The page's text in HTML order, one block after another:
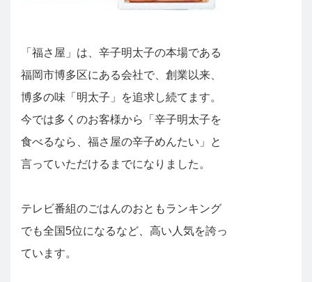
「福さ屋」は、辛子明太子の本場である
福岡市博多区にある会社で、創業以来、
博多の味「明太子」を追求し続てます。
今では多くのお客様から「辛子明太子を
食べるなら、福さ屋の辛子めんたい」と
言っていただけるまでになりました。
テレビ番組のごはんのおともランキング
でも全国5位になるなど、高い人気を誇っ
ています。